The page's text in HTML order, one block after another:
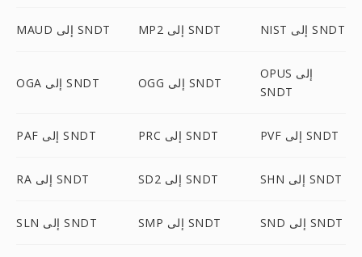
MAUD إلى SNDT MP2 إلى SNDT NIST إلى SNDT
OGA إلى SNDT OGG إلى SNDT
OPUS إلى
SNDT
PAF إلى SNDT PRC إلى SNDT PVF إلى SNDT
RA إلى SNDT SD2 إلى SNDT SHN إلى SNDT
SLN إلى SNDT SMP إلى SNDT SND إلى SNDT